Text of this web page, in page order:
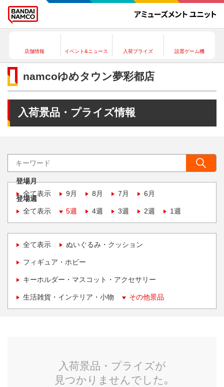
店舗情報 イベント&ニュース 入荷プライズ 設置ゲーム機
namcoゆめタウン夢彩都店
入荷景品・プライズ情報
登場月
全て表示
9月 8月 7月 6月
登場週
全て表示
5週 4週 3週 2週 1週
全て表示 ぬいぐるみ・クッション
フィギュア・ホビー
キーホルダー・マスコット・アクセサリー
生活雑貨・インテリア・小物 その他景品